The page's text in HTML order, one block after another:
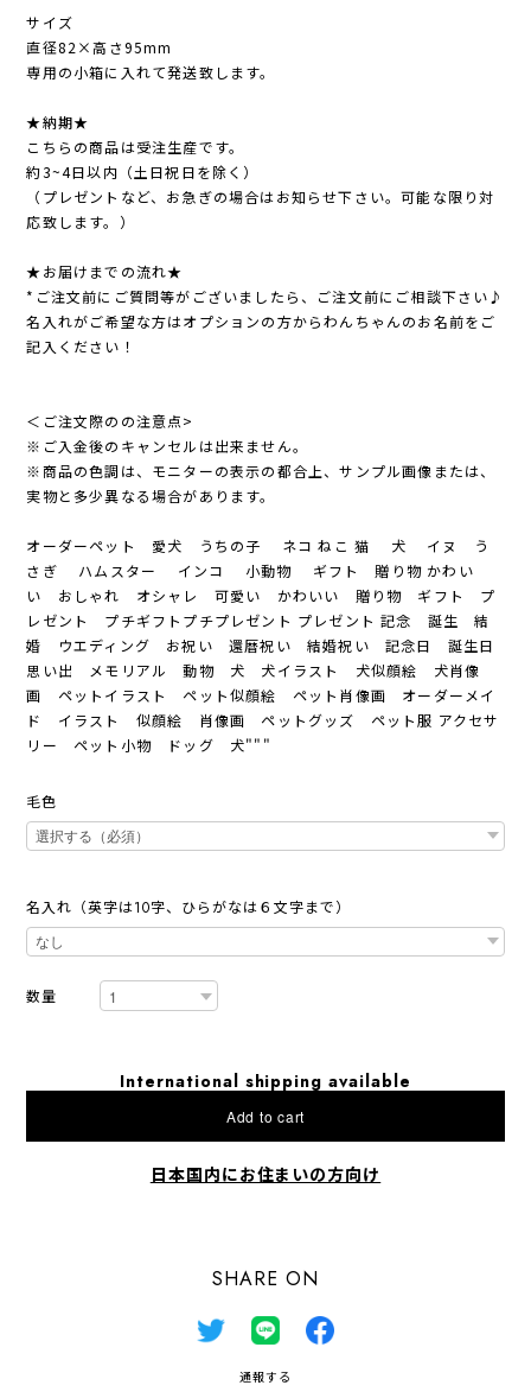
サイズ
直径82×高さ95mm
専用の小箱に入れて発送致します。
★納期★
こちらの商品は受注生産です。
約3~4日以内（土日祝日を除く）
（プレゼントなど、お急ぎの場合はお知らせ下さい。可能な限り対
応致します。）
★お届けまでの流れ★
*ご注文前にご質問等がございましたら、ご注文前にご相談下さい♪
名入れがご希望な方はオプションの方からわんちゃんのお名前をご
記入ください！
＜ご注文際のの注意点>
※ご入金後のキャンセルは出来ません。
※商品の色調は、モニターの表示の都合上、サンプル画像または、
実物と多少異なる場合があります。
オーダーペット 愛犬 うちの子 ネコ ねこ 猫 犬 イヌ う
さぎ ハムスター インコ 小動物 ギフト 贈り物 かわい
い おしゃれ オシャレ 可愛い かわいい 贈り物 ギフト プ
レゼント プチギフトプチプレゼント プレゼント 記念 誕生 結
婚 ウエディング お祝い 還暦祝い 結婚祝い 記念日 誕生日
思い出 メモリアル 動物 犬 犬イラスト 犬似顔絵 犬肖像
画 ペットイラスト ペット似顔絵 ペット肖像画 オーダーメイ
ド イラスト 似顔絵 肖像画 ペットグッズ ペット服 アクセサ
リー ペット小物 ドッグ 犬"""
毛色
名入れ（英字は10字、ひらがなは６文字まで）
数量
International shipping available
Add to cart
日本国内にお住まいの方向け
SHARE ON
通報する